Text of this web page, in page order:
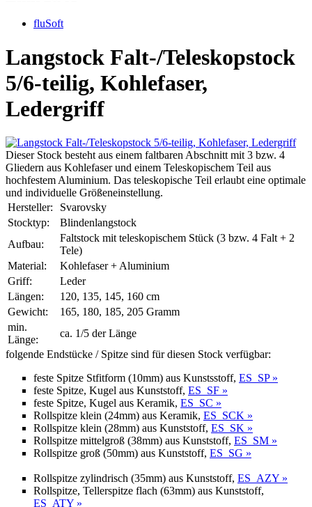
fluSoft
Langstock Falt-/Teleskopstock
5/6-teilig, Kohlefaser,
Ledergriff
Dieser Stock besteht aus einem faltbaren Abschnitt mit 3 bzw. 4
Gliedern aus Kohlefaser und einem Teleskopischem Teil aus
hochfestem Aluminium. Das teleskopische Teil erlaubt eine optimale
und individuelle Größeneinstellung.
Hersteller:
Svarovsky
Stocktyp:
Blindenlangstock
Aufbau:
Faltstock mit teleskopischem Stück (3 bzw. 4 Falt + 2
Tele)
Material:
Kohlefaser + Aluminium
Griff:
Leder
Längen:
120, 135, 145, 160 cm
Gewicht:
165, 180, 185, 205 Gramm
min.
Länge:
ca. 1/5 der Länge
folgende Endstücke / Spitze sind für diesen Stock verfügbar:
feste Spitze Stfitform (10mm) aus Kunstsstoff, ES_SP »
feste Spitze, Kugel aus Kunststoff, ES_SF »
feste Spitze, Kugel aus Keramik, ES_SC »
Rollspitze klein (24mm) aus Keramik, ES_SCK »
Rollspitze klein (28mm) aus Kunststoff, ES_SK »
Rollspitze mittelgroß (38mm) aus Kunststoff, ES_SM »
Rollspitze groß (50mm) aus Kunststoff, ES_SG »
Rollspitze zylindrisch (35mm) aus Kunststoff, ES_AZY »
Rollspitze, Tellerspitze flach (63mm) aus Kunststoff,
ES_ATY »